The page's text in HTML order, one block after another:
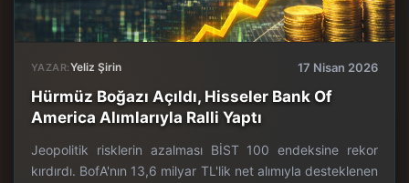
YAZAR:Yeliz Şirin 17 Nisan 2026
Hürmüz Boğazı Açıldı, Hisseler Bank Of
America Alımlarıyla Ralli Yaptı
Jeopolitik risklerin azalması BİST 100 endeksine rekor
kırdırdı. BofA'nın 13,6 milyar TL'lik net alımıyla desteklenen